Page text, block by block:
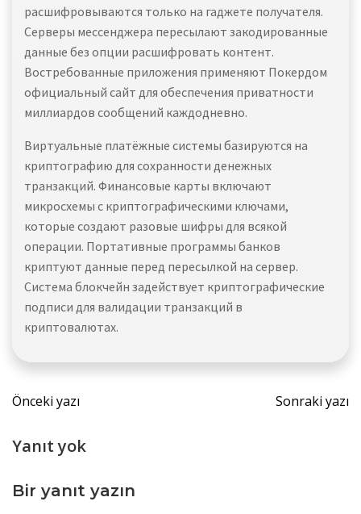
расшифровываются только на гаджете получателя.
Серверы мессенджера пересылают закодированные
данные без опции расшифровать контент.
Востребованные приложения применяют Покердом
официальный сайт для обеспечения приватности
миллиардов сообщений каждодневно.
Виртуальные платёжные системы базируются на
криптографию для сохранности денежных
транзакций. Финансовые карты включают
микросхемы с криптографическими ключами,
которые создают разовые шифры для всякой
операции. Портативные программы банков
криптуют данные перед пересылкой на сервер.
Система блокчейн задействует криптографические
подписи для валидации транзакций в
криптовалютах.
Yazı
dolaşımı
Önceki yazı
Yazı
Sonraki yazı
Yanıt yok
Bir yanıt yazın